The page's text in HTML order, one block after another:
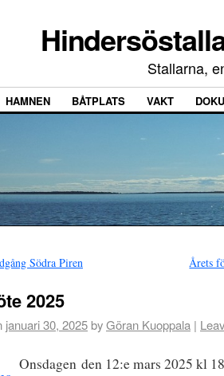
Stallarna,
HAMNEN BÅTPLATS VAKT
Södra Piren Årets
2025
januari 30, 2025byGöran Kuoppala |
Onsdagen den 12:e mars 2025 kl